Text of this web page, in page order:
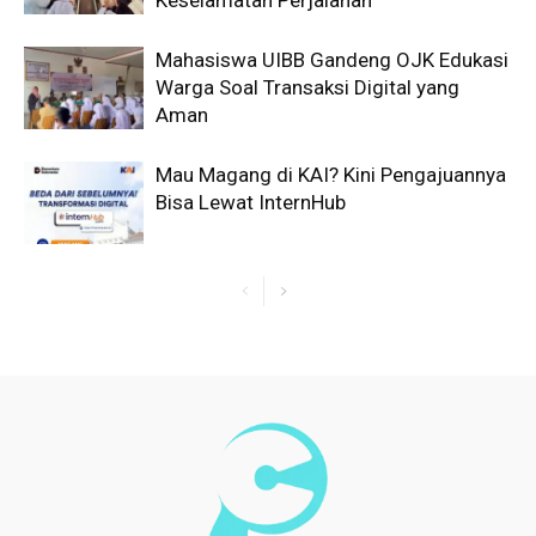
Mahasiswa UIBB Gandeng OJK Edukasi
Warga Soal Transaksi Digital yang
Aman
Mau Magang di KAI? Kini Pengajuannya
Bisa Lewat InternHub